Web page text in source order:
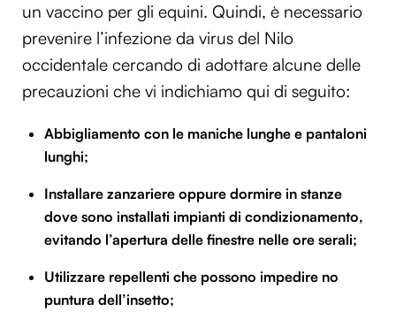
un vaccino per gli equini. Quindi, è necessario
prevenire l’infezione da virus del Nilo
occidentale cercando di adottare alcune delle
precauzioni che vi indichiamo qui di seguito:
Abbigliamento con le maniche lunghe e pantaloni
lunghi;
Installare zanzariere oppure dormire in stanze
dove sono installati impianti di condizionamento,
evitando l’apertura delle finestre nelle ore serali;
Utilizzare repellenti che possono impedire no
puntura dell’insetto;